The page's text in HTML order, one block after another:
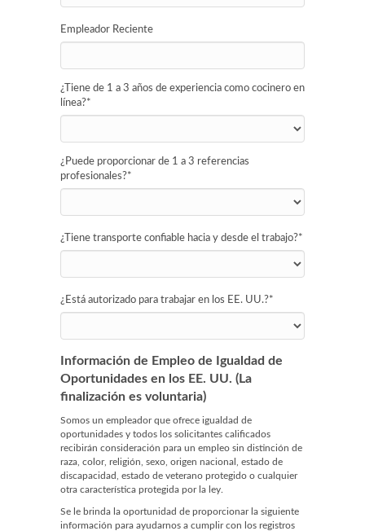
Empleador Reciente
¿Tiene de 1 a 3 años de experiencia como cocinero en
línea?*
¿Puede proporcionar de 1 a 3 referencias
profesionales?*
¿Tiene transporte confiable hacia y desde el trabajo?*
¿Está autorizado para trabajar en los EE. UU.?*
Información de Empleo de Igualdad de
Oportunidades en los EE. UU. (La
finalización es voluntaria)
Somos un empleador que ofrece igualdad de
oportunidades y todos los solicitantes calificados
recibirán consideración para un empleo sin distinción de
raza, color, religión, sexo, origen nacional, estado de
discapacidad, estado de veterano protegido o cualquier
otra característica protegida por la ley.
Se le brinda la oportunidad de proporcionar la siguiente
información para ayudarnos a cumplir con los registros